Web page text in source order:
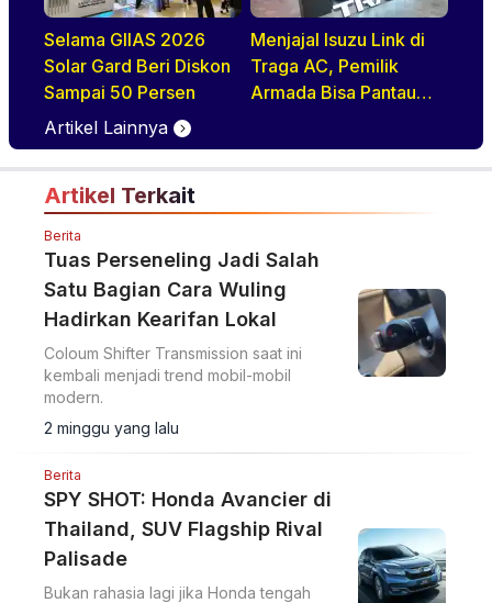
Selama GIIAS 2026
Solar Gard Beri Diskon
Sampai 50 Persen
Menjajal Isuzu Link di
Traga AC, Pemilik
Armada Bisa Pantau
Realtime
Artikel Lainnya
Artikel Terkait
Berita
Tuas Perseneling Jadi Salah
Satu Bagian Cara Wuling
Hadirkan Kearifan Lokal
Coloum Shifter Transmission saat ini
kembali menjadi trend mobil-mobil
modern.
2 minggu yang lalu
Berita
SPY SHOT: Honda Avancier di
Thailand, SUV Flagship Rival
Palisade
Bukan rahasia lagi jika Honda tengah